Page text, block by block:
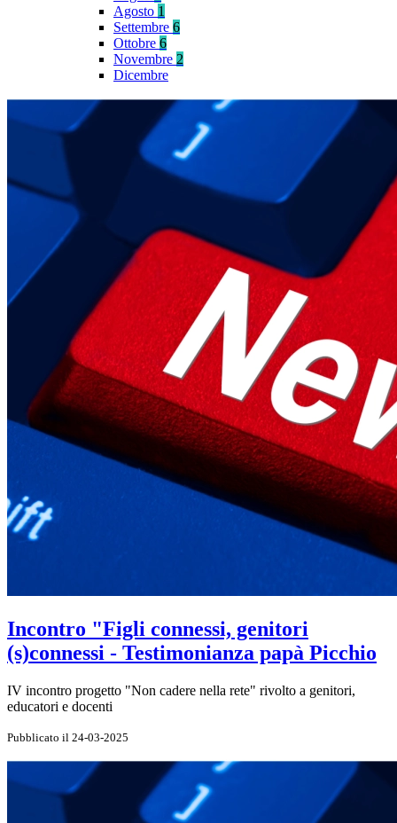
Agosto 1
Settembre 6
Ottobre 6
Novembre 2
Dicembre
Incontro "Figli connessi, genitori
(s)connessi - Testimonianza papà Picchio
IV incontro progetto "Non cadere nella rete" rivolto a genitori,
educatori e docenti
Pubblicato il 24-03-2025